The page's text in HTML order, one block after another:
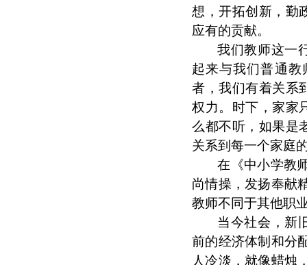
想，开拓创新，勤
应有的贡献。
我们教师这一
起来与我们普通
者，我们有着关系
权力。时下，家家
么都不听，如果是
关系到每一个家庭
在《中小学教
尚情操，发扬奉献
教师不同于其他职
当今社会，新
前的经济体制和分
人冷淡，就像蜡烛